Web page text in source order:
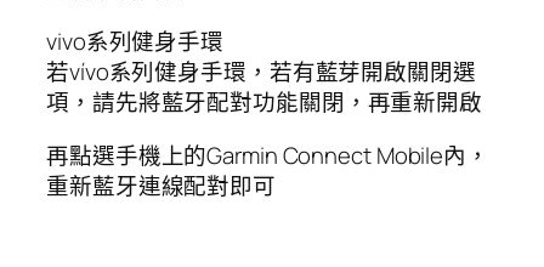
vivo系列健身手環
若vívo系列健身手環，若有藍芽開啟關閉選
項，請先將藍牙配對功能關閉，再重新開啟
再點選手機上的Garmin Connect Mobile內，
重新藍牙連線配對即可